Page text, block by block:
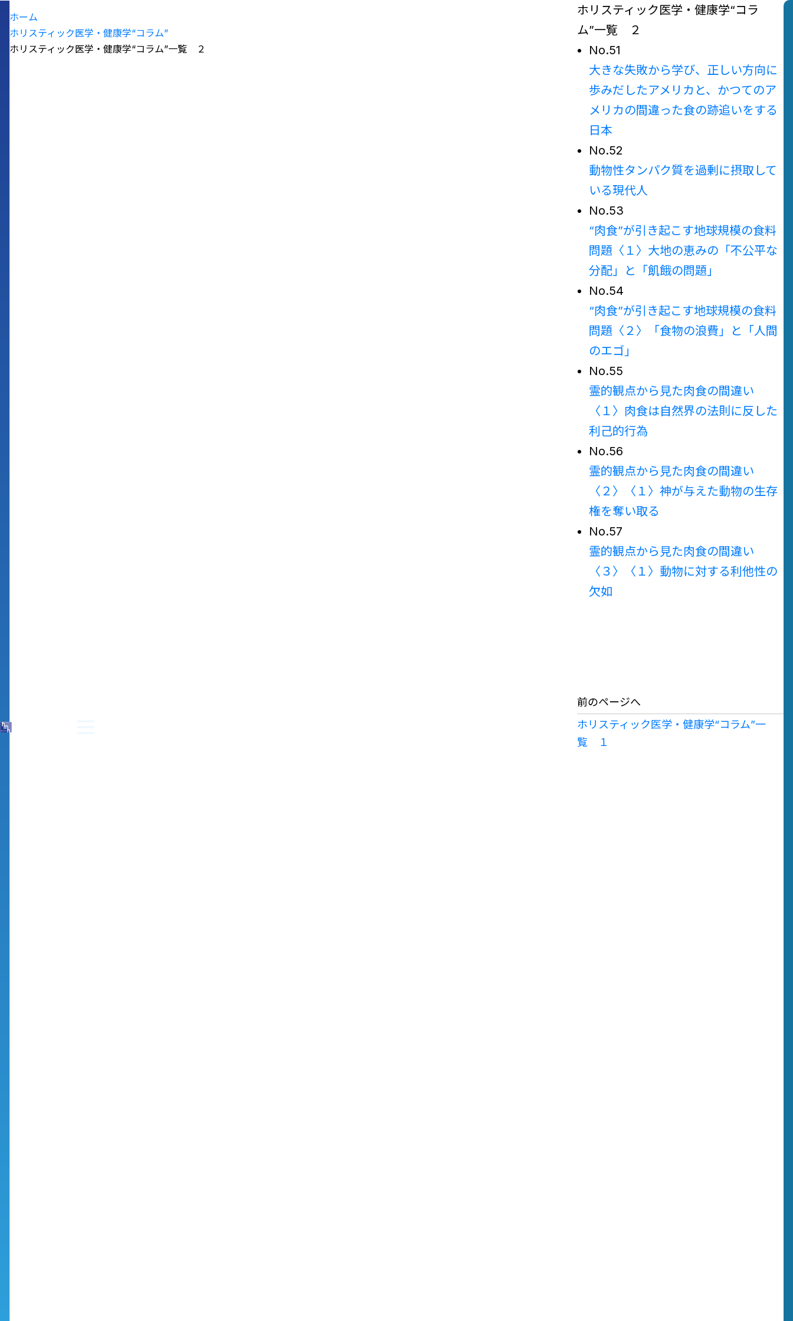
ホーム
ホリスティック医学・健康学“コラム”
ホリスティック医学・健康学“コラム”一覧 ２
ホリスティック医学・健康学“コラ
ム”一覧 ２
No.51
大きな失敗から学び、正しい方向に
歩みだしたアメリカと、かつてのア
メリカの間違った食の跡追いをする
日本
No.52
動物性タンパク質を過剰に摂取して
いる現代人
No.53
“肉食”が引き起こす地球規模の食料
問題〈１〉 大地の恵みの「不公平な
分配」と「飢餓の問題」
No.54
“肉食”が引き起こす地球規模の食料
問題〈２〉
「食物の浪費」と「人間
のエゴ」
No.55
霊的観点から見た肉食の間違い
〈１〉 肉食は自然界の法則に反した
利己的行為
No.56
霊的観点から見た肉食の間違い
〈２〉〈１〉 神が与えた動物の生存
権を奪い取る
No.57
霊的観点から見た肉食の間違い
〈３〉〈１〉 動物に対する利他性の
欠如
前のページへ
ホリスティック医学・健康学“コラム”一
覧 １